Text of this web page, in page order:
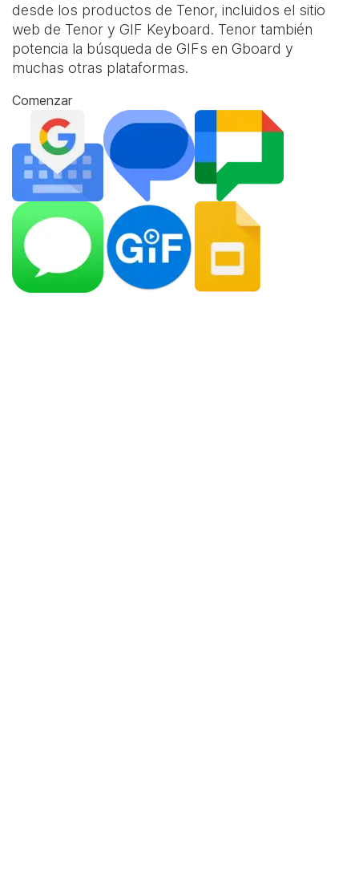
desde los productos de Tenor, incluidos el sitio
web de Tenor y GIF Keyboard. Tenor también
potencia la búsqueda de GIFs en Gboard y
muchas otras plataformas.
Comenzar